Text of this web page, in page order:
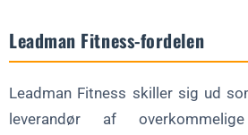
Leadman Fitness-fordelen
Leadman Fitness skiller sig ud
leverandør af